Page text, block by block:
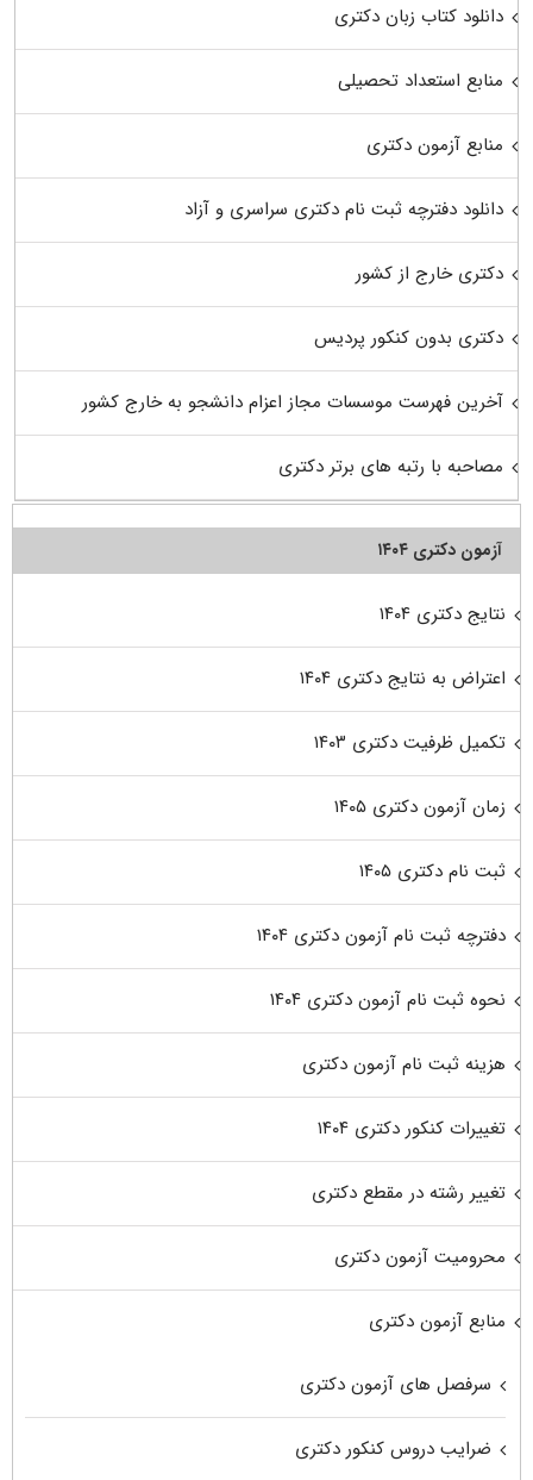
دانلود کتاب زبان دکتری
منابع استعداد تحصیلی
منابع آزمون دکتری
دانلود دفترچه ثبت نام دکتری سراسری و آزاد
دکتری خارج از کشور
دکتری بدون کنکور پردیس
آخرین فهرست موسسات مجاز اعزام دانشجو به خارج کشور
مصاحبه با رتبه های برتر دکتری
آزمون دکتری ۱۴۰۴
نتایج دکتری ۱۴۰۴
اعتراض به نتایج دکتری ۱۴۰۴
تکمیل ظرفیت دکتری ۱۴۰۳
زمان آزمون دکتری ۱۴۰۵
ثبت نام دکتری ۱۴۰۵
دفترچه ثبت نام آزمون دکتری ۱۴۰۴
نحوه ثبت نام آزمون دکتری ۱۴۰۴
هزینه ثبت نام آزمون دکتری
تغییرات کنکور دکتری ۱۴۰۴
تغییر رشته در مقطع دکتری
محرومیت آزمون دکتری
منابع آزمون دکتری
سرفصل های آزمون دکتری
ضرایب دروس کنکور دکتری